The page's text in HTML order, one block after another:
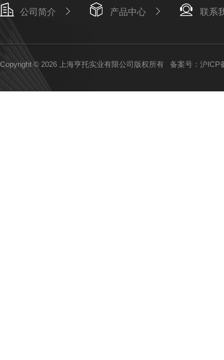
公司简介 产品中心 联系
Copyright © 2026 上海亨托实业有限公司版权所有 备案号：沪ICP